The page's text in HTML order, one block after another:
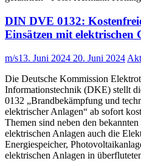
DIN DVE 0132:
Einsätzen mit elektrischen
m/s13. Juni 2024 20. Juni 2024
Die Deutsche Kommission
Informationstechnik (DKE) stellt
0132 „Brandbekämpfung und
elektrischer Anlagen“ ab sofort
Themen sind neben den
elektrischen Anlagen auch die
Energiespeicher,
elektrischen Anlagen in